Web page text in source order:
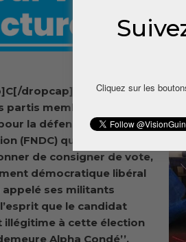
dropcap]ontrairement
partis membres du Front
la défense de la
(FNDC) qui ont préféré
de consigner de vote,
démocratique libéral
appelé ses militants
que le candidat
illégitime à cette élection
Alpha Condé’’.
Cliquez sur les